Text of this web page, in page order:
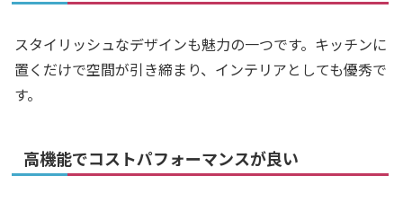
スタイリッシュなデザインも魅力の一つです。キッチンに
置くだけで空間が引き締まり、インテリアとしても優秀で
す。
高機能でコストパフォーマンスが良い